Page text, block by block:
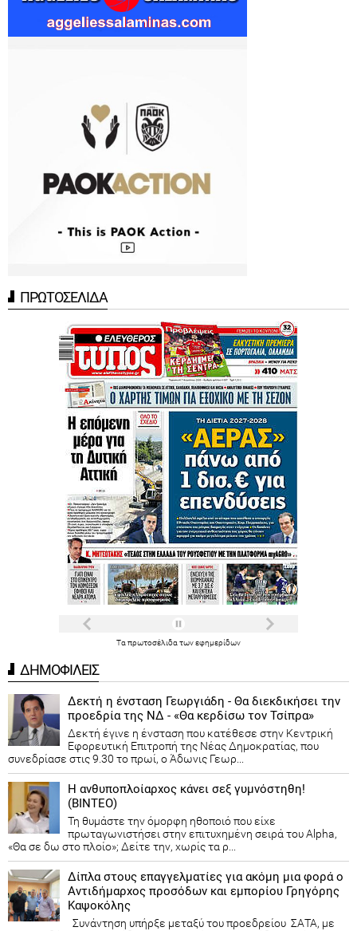
ΠΡΩΤΟΣΕΛΙΔΑ
Τα πρωτοσέλιδα τωνεφημερίδων
ΔΗΜΟΦΙΛΕΙΣ
Δεκτή η ένσταση Γεωργιάδη - Θα διεκδικήσει την
προεδρία της ΝΔ - «Θα κερδίσω τον Τσίπρα»
Δεκτή έγινε η ένσταση που κατέθεσε στην Κεντρική
Εφορευτική Επιτροπή της Νέας Δημοκρατίας, που
συνεδρίασε στις 9.30 το πρωί, ο Άδωνις Γεωρ...
Η ανθυποπλοίαρχος κάνει σεξ γυμνόστηθη!
(ΒΙΝΤΕΟ)
Τη θυμάστε την όμορφη ηθοποιό που είχε
πρωταγωνιστήσει στην επιτυχημένη σειρά του Alpha,
«Θα σε δω στο πλοίο»; Δείτε την, χωρίς τα ρ...
Δίπλα στους επαγγελματίες για ακόμη μια φορά ο
Αντιδήμαρχος προσόδων και εμπορίου Γρηγόρης
Καψοκόλης
Συνάντηση υπήρξε μεταξύ του προεδρείου ΣΑΤΑ, με